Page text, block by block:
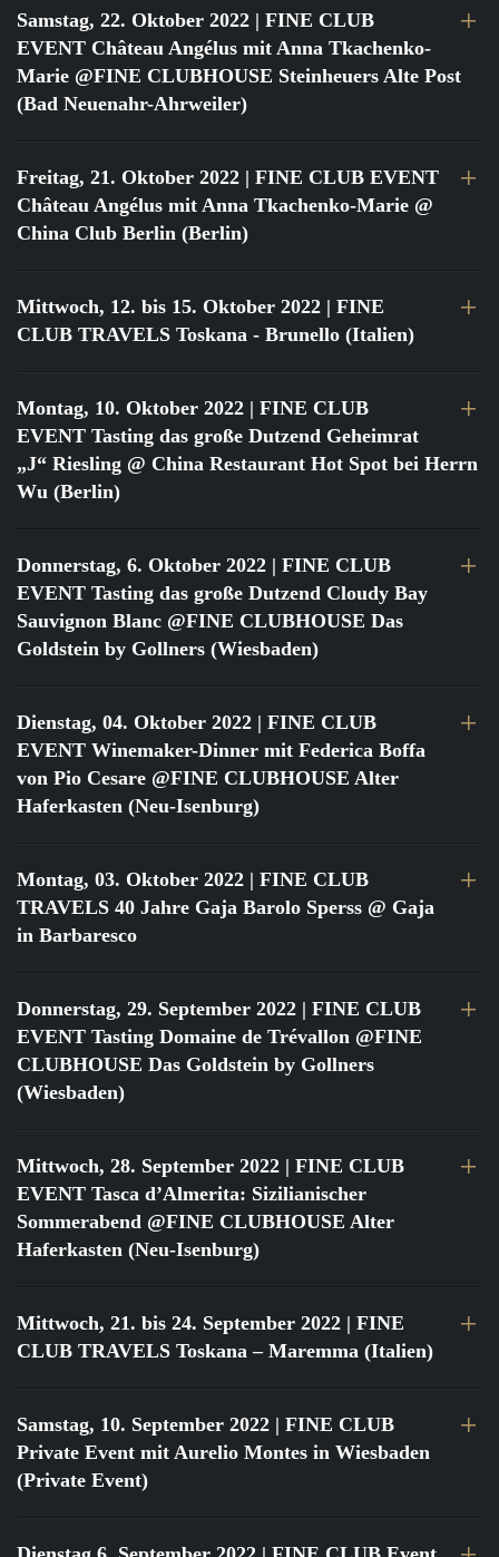
Samstag, 22. Oktober 2022 | FINE CLUB
EVENT Château Angélus mit Anna Tkachenko-
Marie @FINE CLUBHOUSE Steinheuers Alte Post
(Bad Neuenahr-Ahrweiler)
Freitag, 21. Oktober 2022 | FINE CLUB EVENT
Château Angélus mit Anna Tkachenko-Marie @
China Club Berlin (Berlin)
Mittwoch, 12. bis 15. Oktober 2022 | FINE
CLUB TRAVELS Toskana - Brunello (Italien)
Montag, 10. Oktober 2022 | FINE CLUB
EVENT Tasting das große Dutzend Geheimrat
„J“ Riesling @ China Restaurant Hot Spot bei Herrn
Wu (Berlin)
Donnerstag, 6. Oktober 2022 | FINE CLUB
EVENT Tasting das große Dutzend Cloudy Bay
Sauvignon Blanc @FINE CLUBHOUSE Das
Goldstein by Gollners (Wiesbaden)
Dienstag, 04. Oktober 2022 | FINE CLUB
EVENT Winemaker-Dinner mit Federica Boffa
von Pio Cesare @FINE CLUBHOUSE Alter
Haferkasten (Neu-Isenburg)
Montag, 03. Oktober 2022 | FINE CLUB
TRAVELS 40 Jahre Gaja Barolo Sperss @ Gaja
in Barbaresco
Donnerstag, 29. September 2022 | FINE CLUB
EVENT Tasting Domaine de Trévallon @FINE
CLUBHOUSE Das Goldstein by Gollners
(Wiesbaden)
Mittwoch, 28. September 2022 | FINE CLUB
EVENT Tasca d’Almerita: Sizilianischer
Sommerabend @FINE CLUBHOUSE Alter
Haferkasten (Neu-Isenburg)
Mittwoch, 21. bis 24. September 2022 | FINE
CLUB TRAVELS Toskana – Maremma (Italien)
Samstag, 10. September 2022 | FINE CLUB
Private Event mit Aurelio Montes in Wiesbaden
(Private Event)